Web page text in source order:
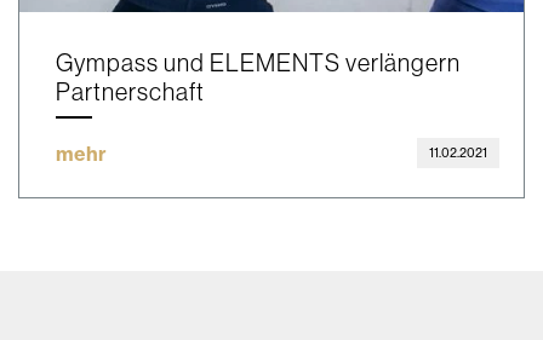
Gympass und ELEMENTS verlängern
Partnerschaft
mehr 11.02.2021